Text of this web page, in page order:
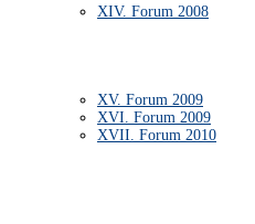
XIV. Forum 2008
XV. Forum 2009
XVI. Forum 2009
XVII. Forum 2010